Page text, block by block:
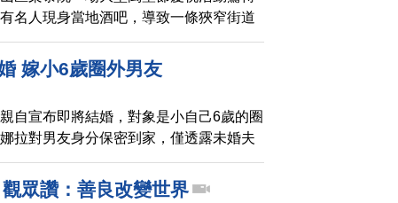
名人現身當地酒吧，導致一條狹窄街道
50人心臟驟停，還有多人不幸喪生。
嫁小6歲圈外男友
自宣布即將結婚，對象是小自己6歲的圈
拉對男友身分保密到家，僅透露未婚夫
觀眾讚：善良改變世界